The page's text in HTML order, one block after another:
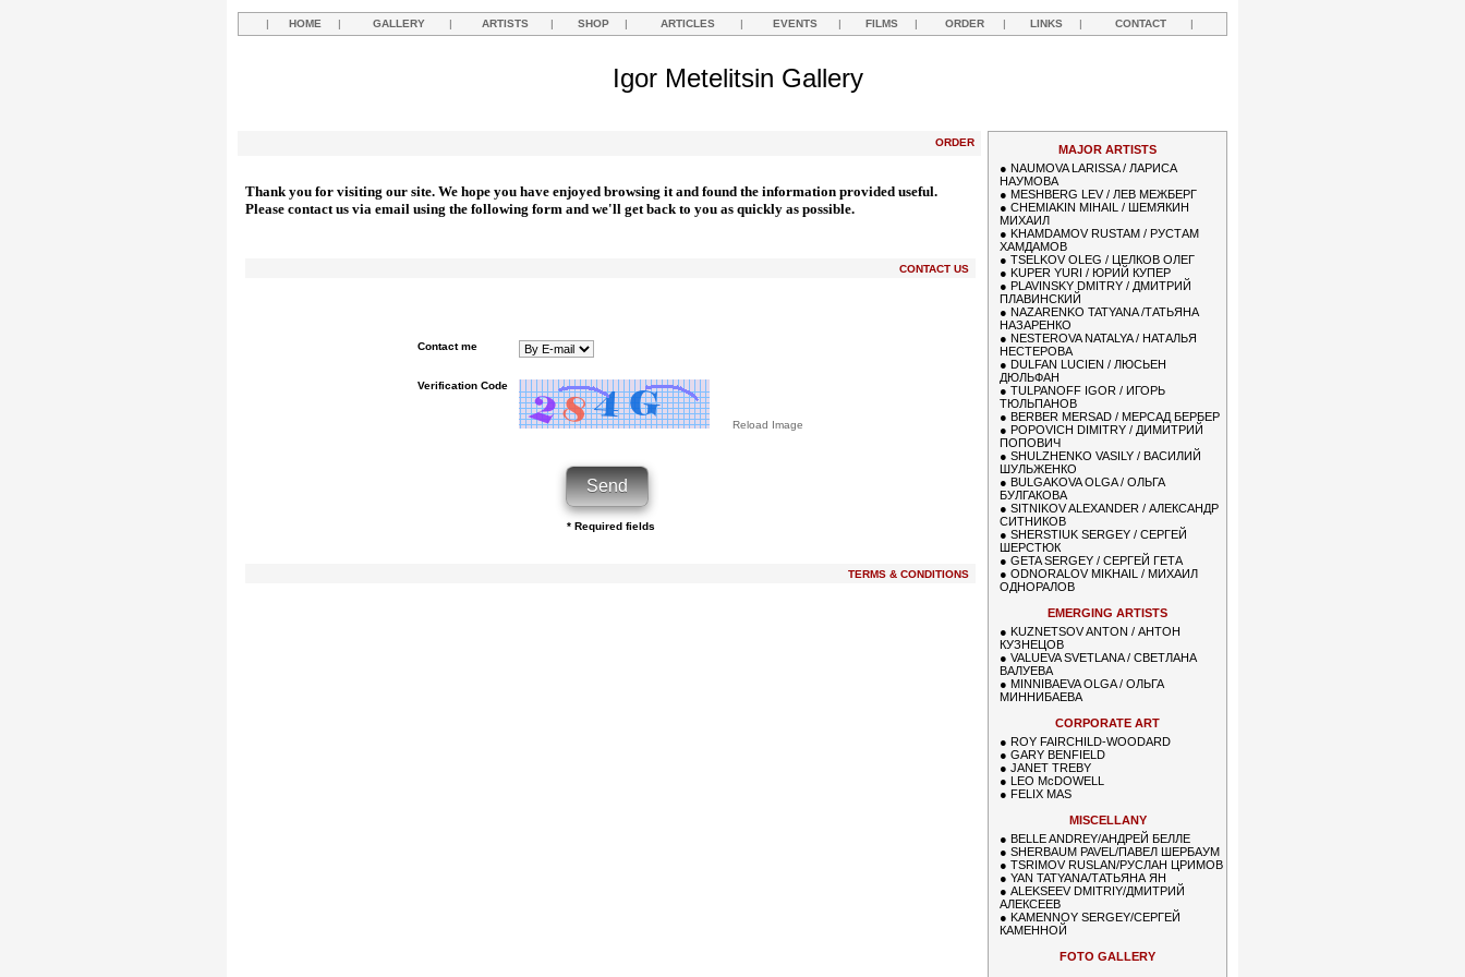
| HOME | GALLERY | ARTISTS | SHOP | ARTICLES | EVENTS | FILMS | ORDER | LINKS | CONTACT |
Igor Metelitsin Gallery
ORDER
Thank you for visiting our site. We hope you have enjoyed browsing it and found the information provided useful.
Please contact us via email using the following form and we'll get back to you as quickly as possible.
CONTACT US
Contact me
Verification Code
Reload Image
* Required fields
TERMS & CONDITIONS
MAJOR ARTISTS
● NAUMOVA LARISSA / ЛАРИСА
НАУМОВА
● MESHBERG LEV / ЛЕВ МЕЖБЕРГ
● CHEMIAKIN MIHAIL / ШЕМЯКИН
МИХАИЛ
● KHAMDAMOV RUSTAM / РУСТАМ
ХАМДАМОВ
● TSELKOV OLEG / ЦЕЛКОВ ОЛЕГ
● KUPER YURI / ЮРИЙ КУПЕР
● PLAVINSKY DMITRY / ДМИТРИЙ
ПЛАВИНСКИЙ
● NAZARENKO TATYANA /ТАТЬЯНА
НАЗАРЕНКО
● NESTEROVA NATALYA / НАТАЛЬЯ
НЕСТЕРОВА
● DULFAN LUCIEN / ЛЮСЬЕН
ДЮЛЬФАН
● TULPANOFF IGOR / ИГОРЬ
ТЮЛЬПАНОВ
● BERBER MERSAD / МЕРСАД БЕРБЕР
● POPOVICH DIMITRY / ДИМИТРИЙ
ПОПОВИЧ
● SHULZHENKO VASILY / ВАСИЛИЙ
ШУЛЬЖЕНКО
● BULGAKOVA OLGA / ОЛЬГА
БУЛГАКОВА
● SITNIKOV ALEXANDER / АЛЕКСАНДР
СИТНИКОВ
● SHERSTIUK SERGEY / СЕРГЕЙ
ШЕРСТЮК
● GETA SERGEY / СЕРГЕЙ ГЕТА
● ODNORALOV MIKHAIL / МИХАИЛ
ОДНОРАЛОВ
EMERGING ARTISTS
● KUZNETSOV ANTON / АНТОН
КУЗНЕЦОВ
● VALUEVA SVETLANA / СВЕТЛАНА
ВАЛУЕВА
● MINNIBAEVA OLGA / ОЛЬГА
МИННИБАЕВА
CORPORATE ART
● ROY FAIRCHILD-WOODARD
● GARY BENFIELD
● JANET TREBY
● LEO McDOWELL
● FELIX MAS
MISCELLANY
● BELLE ANDREY/АНДРЕЙ БЕЛЛЕ
● SHERBAUM PAVEL/ПАВЕЛ ШЕРБАУМ
● TSRIMOV RUSLAN/РУСЛАН ЦРИМОВ
● YAN TATYANA/ТАТЬЯНА ЯН
● ALEKSEEV DMITRIY/ДМИТРИЙ
АЛЕКСЕЕВ
● KAMENNOY SERGEY/СЕРГЕЙ
КАМЕННОЙ
FOTO GALLERY